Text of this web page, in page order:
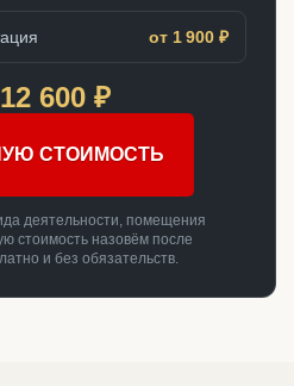
от 1 900 ₽
12 600 ₽
СТОИМОСТЬ
деятельности, помещения
стоимость назовём после
и без обязательств.